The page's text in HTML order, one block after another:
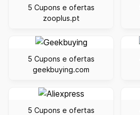
5 Cupons e ofertas
zooplus.pt
5 Cupons e ofertas
geekbuying.com
5 Cupons e ofertas